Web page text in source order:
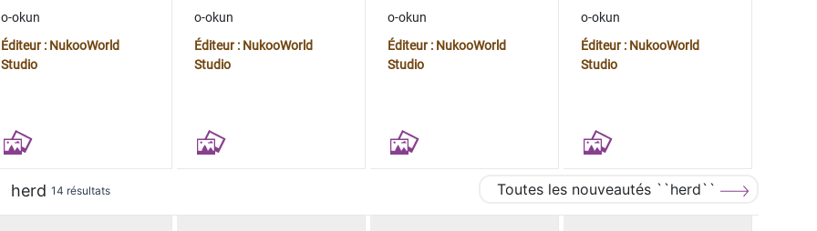
o-okun
Éditeur : NukooWorld
Studio
o-okun
Éditeur : NukooWorld
Studio
o-okun
Éditeur : NukooWorld
Studio
o-okun
Éditeur : NukooWorld
Studio
herd 14 résultats Toutes les nouveautés ``herd``